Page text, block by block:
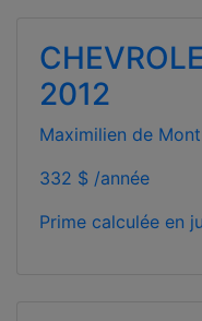
2012
Maximilien de
332 $ /année
Prime calculée en